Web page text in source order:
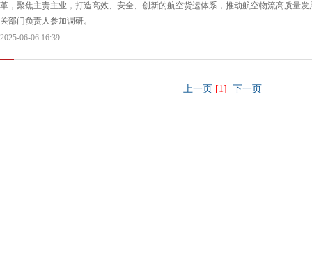
革，聚焦主责主业，打造高效、安全、创新的航空货运体系，推动航空物流高质量
关部门负责人参加调研。
2025-06-06 16:39
上一页 [1] 下一页